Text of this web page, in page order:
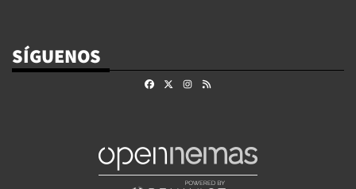
SÍGUENOS
FacebookInstagram